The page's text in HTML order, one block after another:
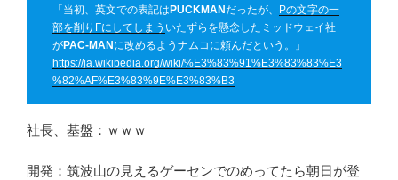
「当初、英文での表記は PUCKMANだったが、
Pの文字の一
部を削りFにしてしまう いたずらを懸念したミッドウェイ社
がPAC-MAN に改めるようナムコに頼んだという。」
https://ja.wikipedia.org/wiki/%E3%83%91%E3%83%83%E3
%82%AF%E3%83%9E%E3%83%B3
社長、基盤：ｗｗｗ
開発：筑波山の見えるゲーセンでのめってたら朝日が登